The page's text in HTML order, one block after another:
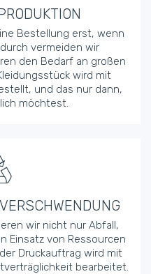
Bestellung erst, wenn
vermeiden wir
den Bedarf an großen
wird mit
und das nur dann,
möchtest.
wir nicht nur Abfall,
Einsatz von Ressourcen
Druckauftrag wird mit
bearbeitet.